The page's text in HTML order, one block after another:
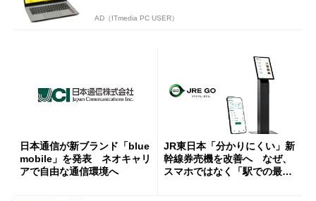
AD（ITmedia PC USER）
日本通信が新ブランド「blue
mobile」を発表 ネオキャリ
アで自由な通信環境へ
JR東日本「分かりにくい」新
幹線券売機を改善へ なぜ、
スマホではなく「駅での最短